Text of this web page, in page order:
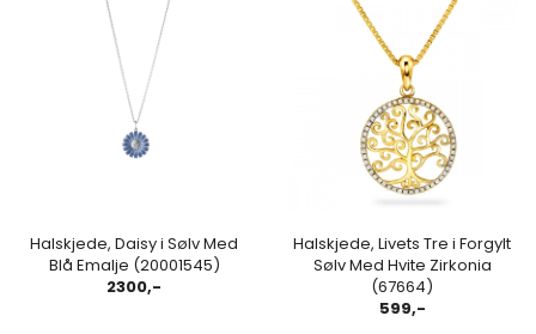
Halskjede, Daisy i Sølv Med
Blå Emalje (20001545)
2300,-
Halskjede, Livets Tre i Forgylt
Sølv Med Hvite Zirkonia
(67664)
599,-